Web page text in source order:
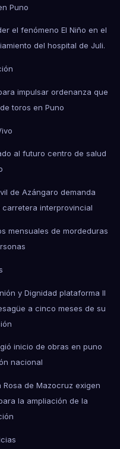
Puno
el fenómeno El Niño en el
del hospital de Juli.
impulsar ordenanza que
toros en Puno
al futuro centro de salud
de Azángaro demanda
interprovincial
mensuales de mordeduras
y Dignidad plataforma II
a cinco meses de su
inicio de obras en puno
nacional
de Mazocruz exigen
la ampliación de la